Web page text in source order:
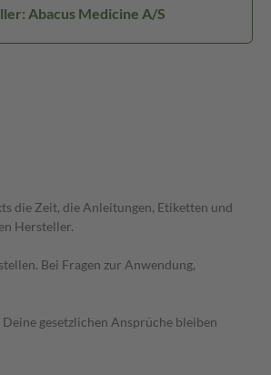
Abacus Medicine A/S
die Zeit, die Anleitungen, Etiketten und
Hersteller.
Bei Fragen zur Anwendung,
gesetzlichen Ansprüche bleiben